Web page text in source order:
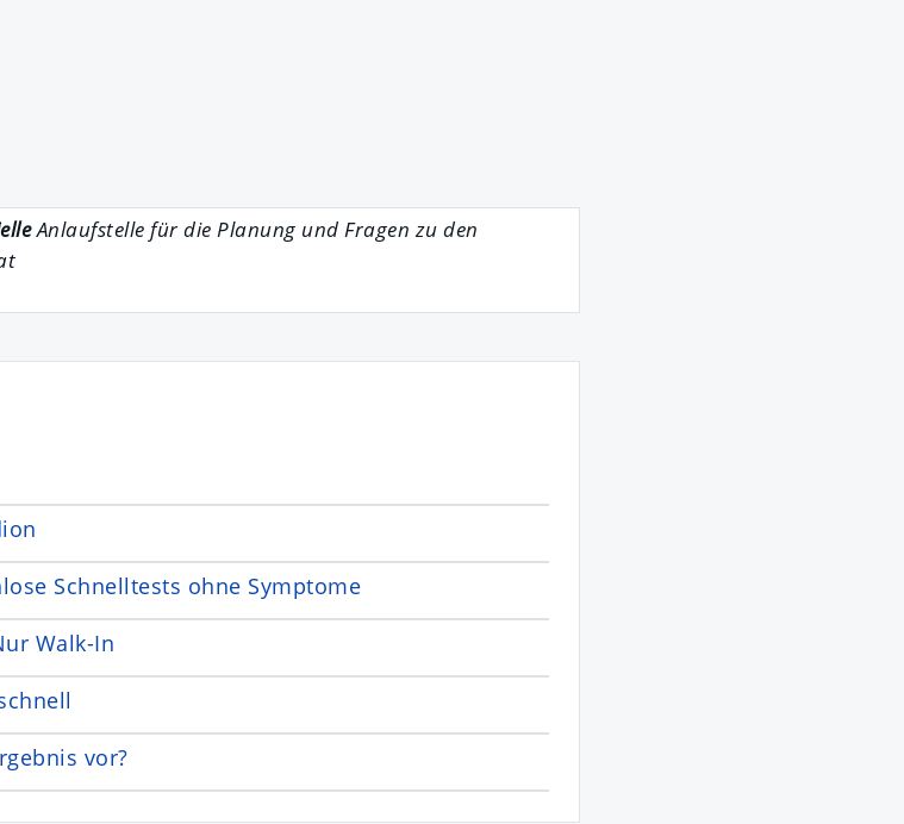
Anlaufstelle für die Planung und Fragen zu den
Schnelltests ohne Symptome
Walk-In
vor?